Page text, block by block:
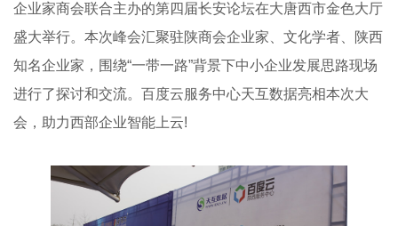
企业家商会联合主办的第四届长安论坛在大唐西市金色大厅
盛大举行。本次峰会汇聚驻陕商会企业家、文化学者、陕西
知名企业家，围绕“一带一路”背景下中小企业发展思路现场
进行了探讨和交流。百度云服务中心天互数据亮相本次大
会，助力西部企业智能上云!